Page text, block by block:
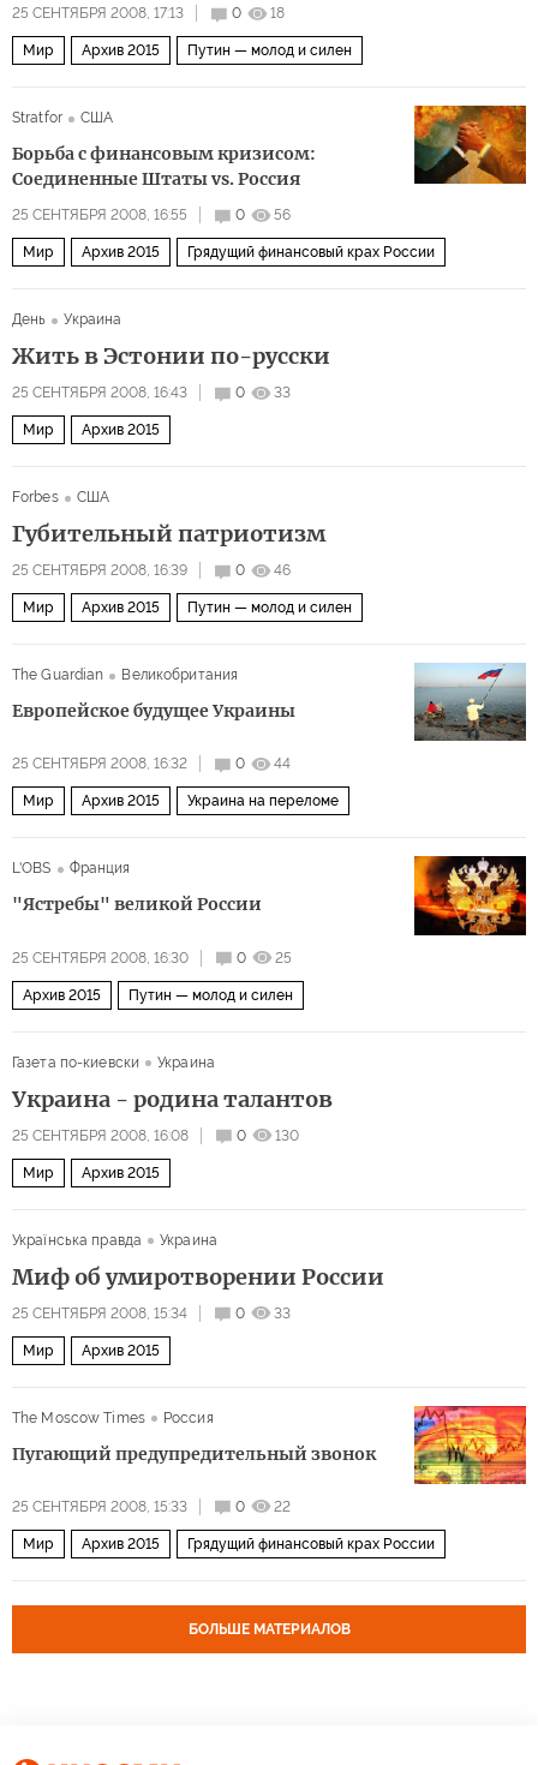
25 СЕНТЯБРЯ 2008, 17:13 0 18
Мир Архив 2015 Путин — молод и силен
Stratfor США
Борьба с финансовым кризисом:
Соединенные Штаты vs. Россия
25 СЕНТЯБРЯ 2008, 16:55 0 56
Мир Архив 2015 Грядущий финансовый крах России
День Украина
Жить в Эстонии по-русски
25 СЕНТЯБРЯ 2008, 16:43 0 33
Мир Архив 2015
Forbes США
Губительный патриотизм
25 СЕНТЯБРЯ 2008, 16:39 0 46
Мир Архив 2015 Путин — молод и силен
The Guardian Великобритания
Европейское будущее Украины
25 СЕНТЯБРЯ 2008, 16:32 0 44
Мир Архив 2015 Украина на переломе
L'OBS Франция
"Ястребы" великой России
25 СЕНТЯБРЯ 2008, 16:30 0 25
Архив 2015 Путин — молод и силен
Газета по-киевски Украина
Украина - родина талантов
25 СЕНТЯБРЯ 2008, 16:08 0 130
Мир Архив 2015
Українська правда Украина
Миф об умиротворении России
25 СЕНТЯБРЯ 2008, 15:34 0 33
Мир Архив 2015
The Moscow Times Россия
Пугающий предупредительный звонок
25 СЕНТЯБРЯ 2008, 15:33 0 22
Мир Архив 2015 Грядущий финансовый крах России
БОЛЬШЕ МАТЕРИАЛОВ